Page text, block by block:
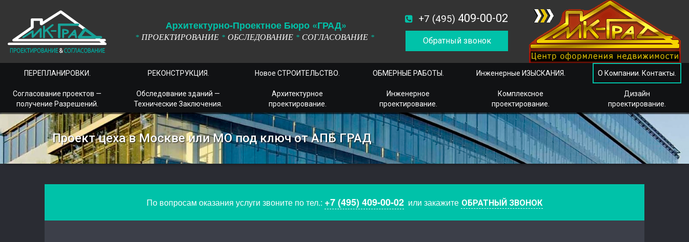
Архитектурно-Проектное Бюро «ГРАД»
* ПРОЕКТИРОВАНИЕ * ОБСЛЕДОВАНИЕ * СОГЛАСОВАНИЕ *
+7 (495) 409-00-02
Обратный звонок
ПЕРЕПЛАНИРОВКИ. РЕКОНСТРУКЦИЯ. Новое СТРОИТЕЛЬСТВО. ОБМЕРНЫЕ РАБОТЫ. Инженерные ИЗЫСКАНИЯ. О Компании. Контакты.
Согласование проектов —
получение Разрешений.
Обследование зданий —
Технические Заключения.
Архитектурное
проектирование.
Инженерное
проектирование.
Комплексное
проектирование.
Дизайн
проектирование.
Проект цеха в Москве или МО под ключ от АПБ ГРАД
По вопросам оказания услуги звоните по тел.: +7 (495) 409-00-02или закажите ОБРАТНЫЙ ЗВОНОК